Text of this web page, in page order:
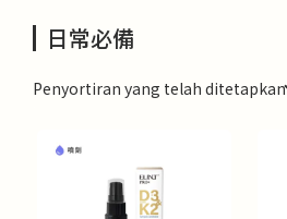
日常必備
Penyortiran yang telah ditetapkan